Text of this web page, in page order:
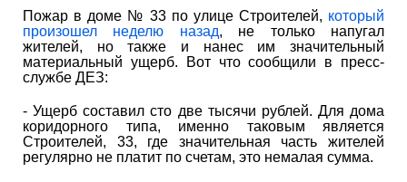
Пожар в доме № 33 по улице Строителей, который
произошел неделю назад, не только напугал
жителей, но также и нанес им значительный
материальный ущерб. Вот что сообщили в пресс-
службе ДЕЗ:
- Ущерб составил сто две тысячи рублей. Для дома
коридорного типа, именно таковым является
Строителей, 33, где значительная часть жителей
регулярно не платит по счетам, это немалая сумма.